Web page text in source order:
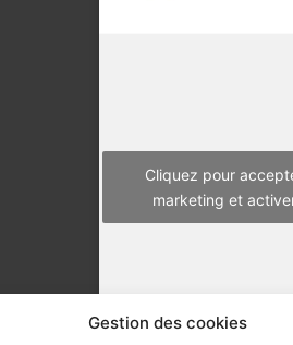
Gestion des cookies
Cliquez pour
marketing et